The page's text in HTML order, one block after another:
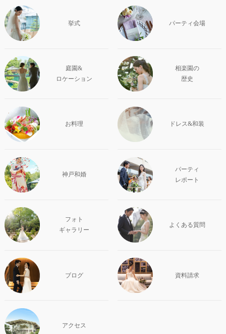
挙式 パーティ会場
庭園&
ロケーション
相楽園の
歴史
お料理 ドレス&和装
神戸和婚
パーティ
レポート
フォト
ギャラリー
よくある質問
ブログ 資料請求
アクセス